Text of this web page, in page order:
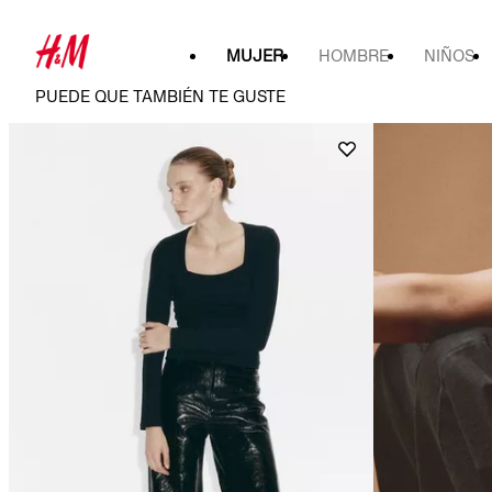
MUJER HOMBRE NIÑOS
PUEDE QUE TAMBIÉN TE GUSTE